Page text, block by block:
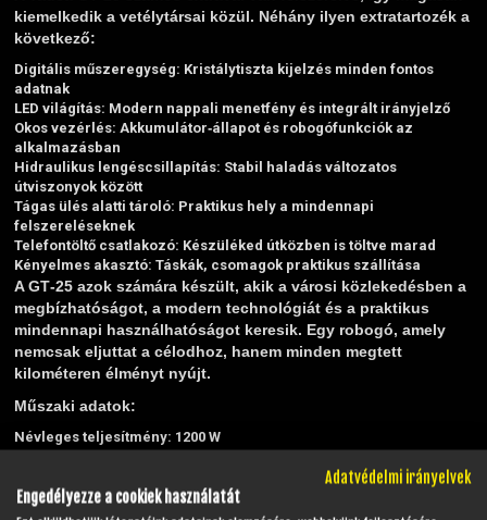
kiemelkedik a vetélytársai közül. Néhány ilyen extratartozék a
következő:
Digitális műszeregység: Kristálytiszta kijelzés minden fontos
adatnak
LED világítás: Modern nappali menetfény és integrált irányjelző
Okos vezérlés: Akkumulátor‑állapot és robogófunkciók az
alkalmazásban
Hidraulikus lengéscsillapítás: Stabil haladás változatos
útviszonyok között
Tágas ülés alatti tároló: Praktikus hely a mindennapi
felszereléseknek
Telefontöltő csatlakozó: Készüléked útközben is töltve marad
Kényelmes akasztó: Táskák, csomagok praktikus szállítása
A GT‑25 azok számára készült, akik a városi közlekedésben a
megbízhatóságot, a modern technológiát és a praktikus
mindennapi használhatóságot keresik. Egy robogó, amely
nemcsak eljuttat a célodhoz, hanem minden megtett
kilométeren élményt nyújt.
Műszaki adatok:
Névleges teljesítmény: 1200 W
Maximális nyomaték: 105 Nm
Maximális sebesség: 45 km/h
Adatvédelmi irányelvek
Engedélyezze a cookiek használatát